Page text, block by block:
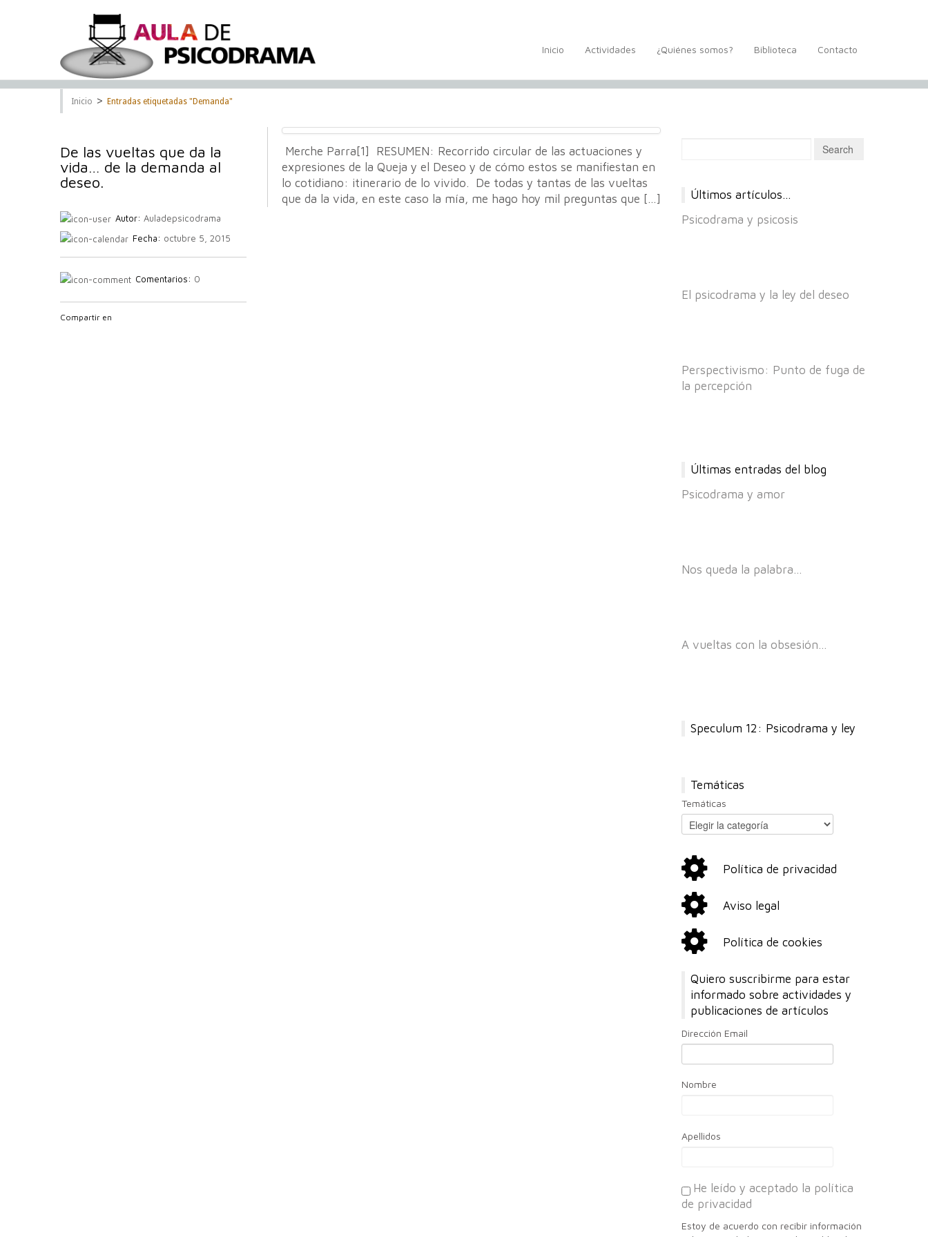
Inicio Actividades ¿Quiénes somos? Biblioteca Contacto
Inicio > Entradas etiquetadas "Demanda"
De las vueltas que da la
vida… de la demanda al
deseo.
Autor: Auladepsicodrama
Fecha: octubre 5, 2015
Comentarios: 0
Compartir en
Merche Parra[1] RESUMEN: Recorrido circular de las actuaciones y
expresiones de la Queja y el Deseo y de cómo estos se manifiestan en
lo cotidiano: itinerario de lo vivido. De todas y tantas de las vueltas
que da la vida, en este caso la mía, me hago hoy mil preguntas que […]
Últimos artículos…
Psicodrama y psicosis
El psicodrama y la ley del deseo
Perspectivismo: Punto de fuga de
la percepción
Últimas entradas del blog
Psicodrama y amor
Nos queda la palabra…
A vueltas con la obsesión…
Speculum 12: Psicodrama y ley
Temáticas
Temáticas
Política de privacidad
Aviso legal
Política de cookies
Quiero suscribirme para estar
informado sobre actividades y
publicaciones de artículos
Dirección Email
Nombre
Apellidos
He leído y aceptado la política
de privacidad
Estoy de acuerdo con recibir información